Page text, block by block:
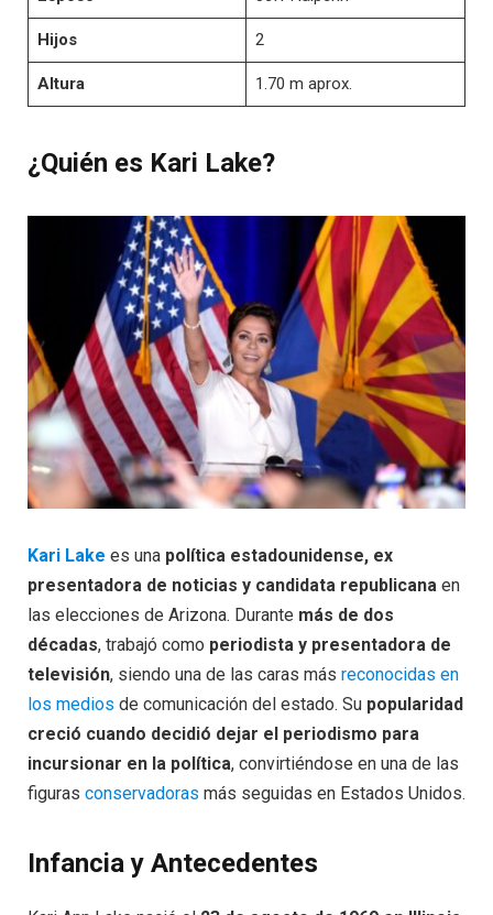
Hijos 2
Altura 1.70 m aprox.
¿Quién es Kari Lake?
Kari Lake es una política estadounidense, ex
presentadora de noticias y candidata republicana en
las elecciones de Arizona. Durante más de dos
décadas, trabajó como periodista y presentadora de
televisión, siendo una de las caras más reconocidas en
los medios de comunicación del estado. Su popularidad
creció cuando decidió dejar el periodismo para
incursionar en la política, convirtiéndose en una de las
figuras conservadoras más seguidas en Estados Unidos.
Infancia y Antecedentes